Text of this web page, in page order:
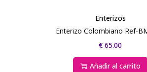
Enterizos
Enterizo Colombiano Ref-
€ 65.00
Añadir al carrito